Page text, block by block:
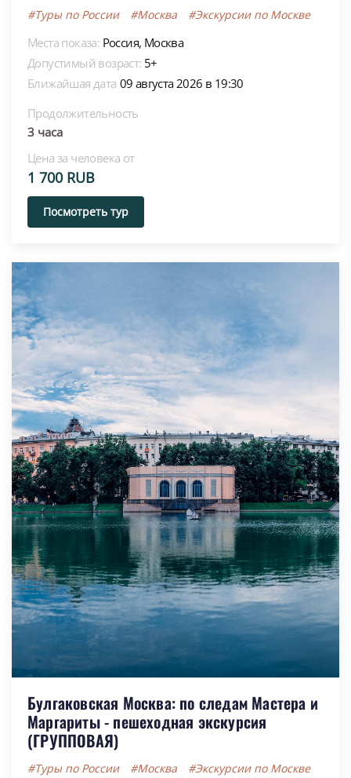
#Туры по России #Москва #Экскурсии по Москве
Места показа: Россия, Москва
Допустимый возраст: 5+
Ближайшая дата 09 августа 2026 в 19:30
Продолжительность
3 часа
Цена за человека от
1 700 RUB
Посмотреть тур
Булгаковская Москва: по следам Мастера и
Маргариты - пешеходная экскурсия
(ГРУППОВАЯ)
#Туры по России #Москва #Экскурсии по Москве